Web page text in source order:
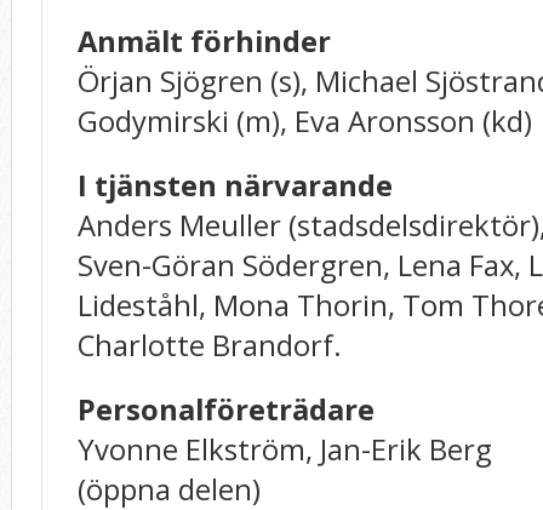
Anmält förhinder
Örjan Sjögren (s), Michael
Godymirski (m), Eva Aronsson (kd)
I tjänsten närvarande
Anders Meuller
Sven-Göran Södergren, Lena Fax,
Lideståhl, Mona Thorin, Tom
Charlotte Brandorf.
Personalföreträdare
Yvonne Elkström, Jan-Erik Berg
(öppna delen)